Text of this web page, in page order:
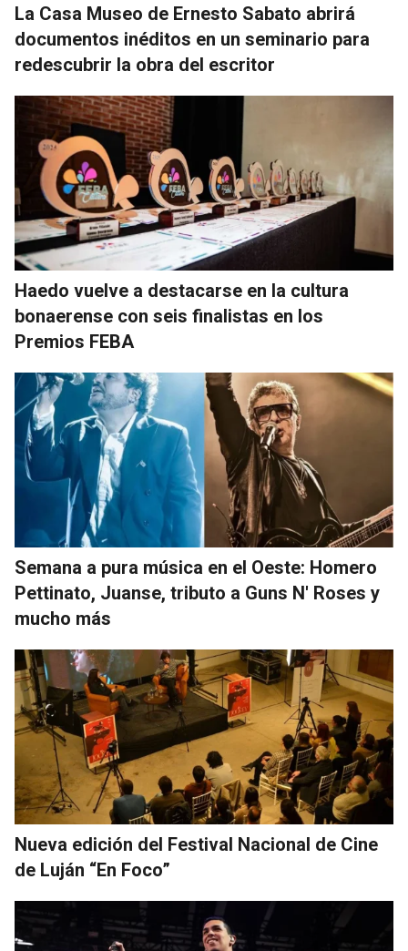
La Casa Museo de Ernesto Sabato abrirá
documentos inéditos en un seminario para
redescubrir la obra del escritor
Haedo vuelve a destacarse en la cultura
bonaerense con seis finalistas en los
Premios FEBA
Semana a pura música en el Oeste: Homero
Pettinato, Juanse, tributo a Guns N' Roses y
mucho más
Nueva edición del Festival Nacional de Cine
de Luján “En Foco”